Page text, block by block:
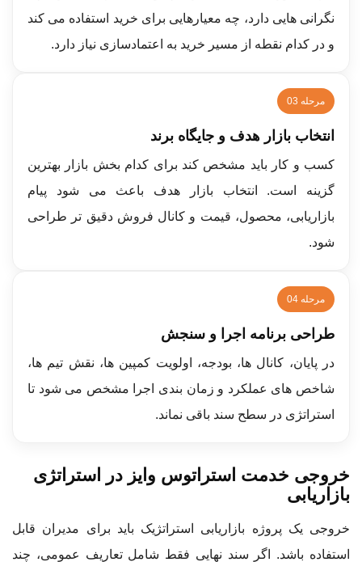
نگرانی هایی دارد، چه معیارهایی برای خرید استفاده می کند
و در کدام نقطه از مسیر خرید به اعتمادسازی نیاز دارد.
مرحله 03
انتخاب بازار هدف و جایگاه برند
کسب و کار باید مشخص کند برای کدام بخش بازار بهترین
گزینه است. انتخاب بازار هدف باعث می شود پیام
بازاریابی، محصول، قیمت و کانال فروش دقیق تر طراحی
شود.
مرحله 04
طراحی برنامه اجرا و سنجش
در پایان، کانال ها، بودجه، اولویت کمپین ها، نقش تیم ها،
شاخص های عملکرد و زمان بندی اجرا مشخص می شود تا
استراتژی در سطح سند باقی نماند.
خروجی خدمت استراتوس وایز در استراتژی
بازاریابی
خروجی یک پروژه بازاریابی استراتژیک باید برای مدیران قابل
استفاده باشد. اگر سند نهایی فقط شامل تعاریف عمومی، چند